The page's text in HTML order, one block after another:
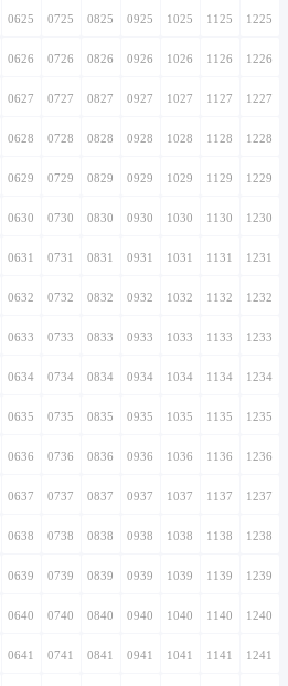
0625 0725 0825 0925 1025 1125 1225
0626 0726 0826 0926 1026 1126 1226
0627 0727 0827 0927 1027 1127 1227
0628 0728 0828 0928 1028 1128 1228
0629 0729 0829 0929 1029 1129 1229
0630 0730 0830 0930 1030 1130 1230
0631 0731 0831 0931 1031 1131 1231
0632 0732 0832 0932 1032 1132 1232
0633 0733 0833 0933 1033 1133 1233
0634 0734 0834 0934 1034 1134 1234
0635 0735 0835 0935 1035 1135 1235
0636 0736 0836 0936 1036 1136 1236
0637 0737 0837 0937 1037 1137 1237
0638 0738 0838 0938 1038 1138 1238
0639 0739 0839 0939 1039 1139 1239
0640 0740 0840 0940 1040 1140 1240
0641 0741 0841 0941 1041 1141 1241